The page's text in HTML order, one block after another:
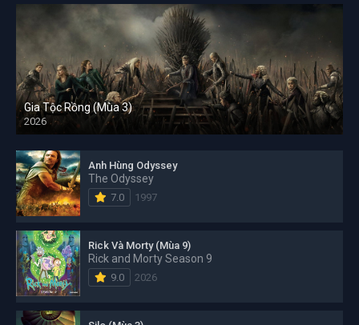
Gia Tộc Rồng (Mùa 3)
2026
Anh Hùng Odyssey
The Odyssey
7.0 1997
Rick Và Morty (Mùa 9)
Rick and Morty Season 9
9.0 2026